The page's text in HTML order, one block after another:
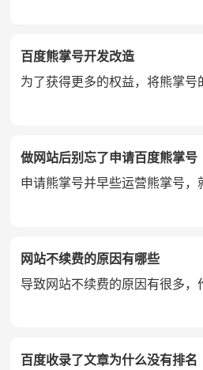
百度熊掌号开发改造
为了获得更多的权益，将熊掌号
需要对百度熊掌号进行开发和改
做网站后别忘了申请百度熊掌号
申请熊掌号并早些运营熊掌号，
网站不续费的原因有哪些
导致网站不续费的原因有很多，
百度收录了文章为什么没有排名